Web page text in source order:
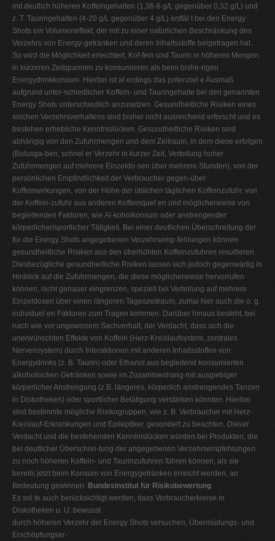
mit deutlich höheren Koffeingehalten (1,36-6 g/L gegenüber 0,32 g/L) und
z. T. Tauringehalten (4-20 g/L gegenüber 4 g/L) entfäl t bei den Energy
Shots ein Volumeneffekt, der mit zu einer natürlichen Beschränkung des
Verzehrs von Energy-getränken und deren Inhaltsstoffe beigetragen hat.
So wird die Möglichkeit erleichtert, Kof-fein und Taurin in höheren Mengen
in kürzeren Zeitspannen zu konsumieren als beim bishe-rigen
Energydrinkkonsum. Hierbei ist al erdings das potenziel e Ausmaß
aufgrund unter-schiedlicher Koffein- und Tauringehalte bei den genannten
Energy Shots unterschiedlich anzusetzen. Gesundheitliche Risiken eines
solchen Verzehrsverhaltens sind bisher nicht ausreichend erforscht und es
bestehen erhebliche Kenntnislücken. Gesundheitliche Risiken sind
abhängig von den Zufuhrmengen und dem Zeitraum, in dem diese erfolgen
(Bolusga-ben, schnel er Verzehr in kurzer Zeit, Verteilung hoher
Zufuhrmengen auf mehrere Einzeldo-sen über mehrere Stunden), von der
persönlichen Empfindlichkeit der Verbraucher gegen-über
Koffeinwirkungen, von der Höhe der üblichen täglichen Koffeinzufuhr, von
der Koffein-zufuhr aus anderen Koffeinquel en und möglicherweise von
begleitenden Faktoren, wie Al-koholkonsum oder anstrengender
körperlicher/sportlicher Tätigkeit. Bei einer deutlichen Überschreitung der
für die Energy Shots angegebenen Verzehrsemp-fehlungen können
gesundheitliche Risiken aus den überhöhten Koffeinzufuhren resultieren.
Diesbezügliche gesundheitliche Risiken lassen sich jedoch gegenwärtig in
Hinblick auf die Zufuhrmengen, die diese möglicherweise hervorrufen
können, nicht genauer eingrenzen, speziell bei Verteilung auf mehrere
Einzeldosen über einen längeren Tageszeitraum, zumal hier auch die o. g.
individuel en Faktoren zum Tragen kommen. Darüber hinaus besteht, bei
nach wie vor ungewissem Sachverhalt, der Verdacht, dass sich die
unerwünschten Effekte von Koffein (Herz-Kreislaufsystem, zentrales
Nervensystem) durch Interaktionen mit anderen Inhaltsstoffen von
Energydrinks (z. B. Taurin) oder Ethanol aus begleitend konsumierten
alkoholischen Getränken sowie im Zusammenhang mit ausgiebiger
körperlicher Anstrengung (z.B. längeres, körperlich anstrengendes Tanzen
in Diskotheken) oder sportlicher Betätigung verstärken könnten. Hierbei
sind bestimmte mögliche Risikogruppen, wie z. B. Verbraucher mit Herz-
Kreislauf-Erkrankungen und Epileptiker, gesondert zu beachten. Dieser
Verdacht und die bestehenden Kenntnislücken würden bei Produkten, die
bei deutlicher Überschrei-tung der angegebenen Verzehrsempfehlungen
zu noch höheren Koffein- und Taurinzufuhren führen können, als sie
bereits jetzt beim Konsum von Energygetränken erreicht werden, an
Bedeutung gewinnen. Bundesinstitut für Risikobewertung
Es sol te auch berücksichtigt werden, dass Verbraucherkreise in
Diskotheken u. U. bewusst
durch höheren Verzehr der Energy Shots versuchen, Übermüdungs- und
Erschöpfungser-